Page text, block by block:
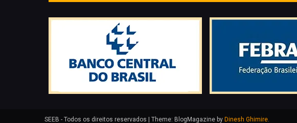
SEEB - Todos os direitos reservados Theme: BlogMagazine by Dinesh Ghimire.